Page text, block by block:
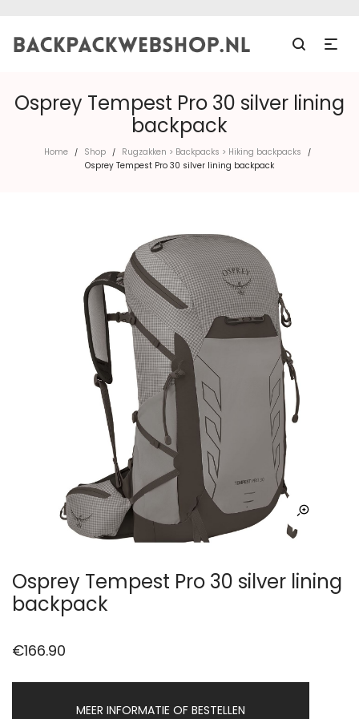
Osprey Tempest Pro 30 silver lining
backpack
Home / Shop / Rugzakken > Backpacks > Hiking backpacks /
Osprey Tempest Pro 30 silver lining backpack
Osprey Tempest Pro 30 silver lining
backpack
€166.90
MEER INFORMATIE OF BESTELLEN